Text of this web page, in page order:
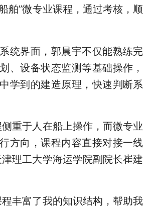
舶”微专业课程，通过考核，顺
界面，郭晨宇不仅能熟练完
、设备状态监测等基础操作，
学到的建造原理，快速判断系
重于人在船上操作，而微专业
方向，课程内容直接对接一线
理工大学海运学院副院长崔建
丰富了我的知识结构，帮助我